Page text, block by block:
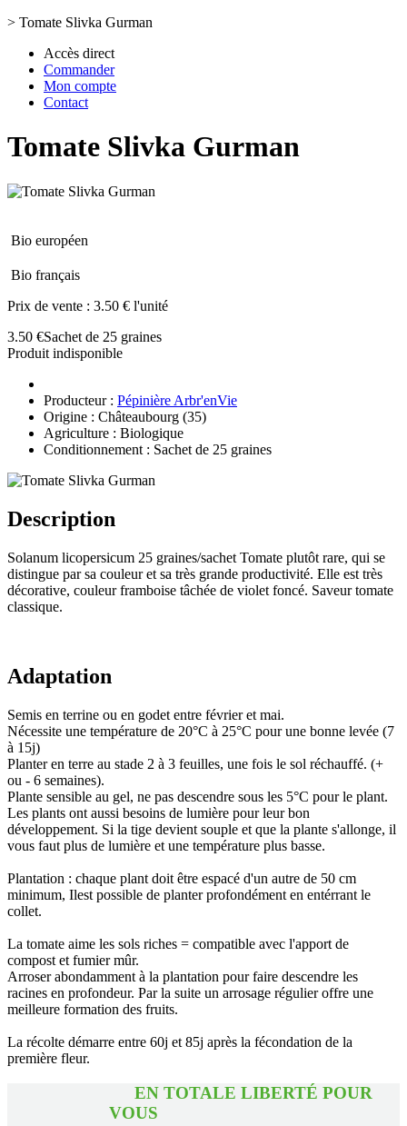
> Tomate Slivka Gurman
Accès direct
Commander
Mon compte
Contact
Tomate Slivka Gurman
Bio européen
Bio français
Prix de vente : 3.50 € l'unité
3.50 €Sachet de 25 graines
Produit indisponible
Producteur : Pépinière Arbr'enVie
Origine : Châteaubourg (35)
Agriculture : Biologique
Conditionnement : Sachet de 25 graines
Description
Solanum licopersicum 25 graines/sachet Tomate plutôt rare, qui se
distingue par sa couleur et sa très grande productivité. Elle est très
décorative, couleur framboise tâchée de violet foncé. Saveur tomate
classique.
Adaptation
Semis en terrine ou en godet entre février et mai.
Nécessite une température de 20°C à 25°C pour une bonne levée (7
à 15j)
Planter en terre au stade 2 à 3 feuilles, une fois le sol réchauffé. (+
ou - 6 semaines).
Plante sensible au gel, ne pas descendre sous les 5°C pour le plant.
Les plants ont aussi besoins de lumière pour leur bon
développement. Si la tige devient souple et que la plante s'allonge, il
vous faut plus de lumière et une température plus basse.
Plantation : chaque plant doit être espacé d'un autre de 50 cm
minimum, Ilest possible de planter profondément en entérrant le
collet.
La tomate aime les sols riches = compatible avec l'apport de
compost et fumier mûr.
Arroser abondamment à la plantation pour faire descendre les
racines en profondeur. Par la suite un arrosage régulier offre une
meilleure formation des fruits.
La récolte démarre entre 60j et 85j après la fécondation de la
première fleur.
EN TOTALE LIBERTÉ POUR
VOUS